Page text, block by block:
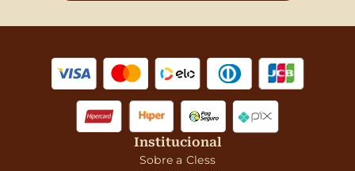
Institucional
Sobre a Cless